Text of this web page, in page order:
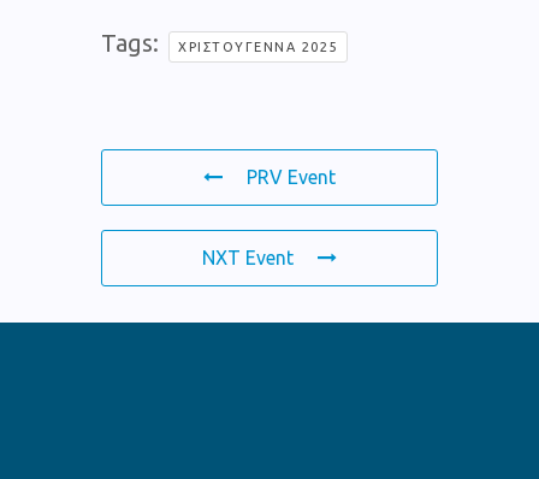
Tags: ΧΡΙΣΤΟΎΓΕΝΝΑ 2025
PRV Event
NXT Event